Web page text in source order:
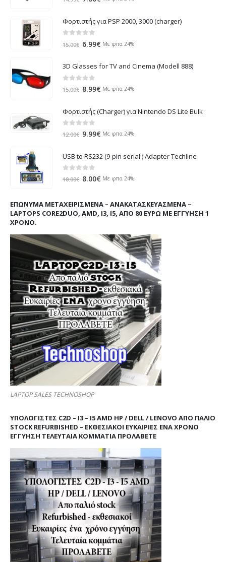
was:
14.99€.
τιμή
Φορτιστής για PSP 2000, 3000 (charger)
out of 5
15.00€ Original
was:
15.00€.
6.99€ Η
τιμή
Με φπα 24%
3D Glasses for TV and Cinema (Modell 888)
out of 5
15.00€ Original
was:
15.00€.
8.99€ Η
τιμή
είναι:
Με φπα 24%
Φορτιστής (Charger) για Nintendo DS Lite Bulk
out of 5
12.00€ Original
was:
12.00€.
9.99€ Η
τιμή
είναι:
Με φπα 24%
USB to RS232 (9-pin serial ) Adapter Techline
out of 5
10.00€ Original
10.00€.
8.00€ Η
είναι:
8.00€.
Με φπα 24%
ΕΠΏΝΥΜΑ ΜΕΤΑΧΕΙΡΙΣΜΈΝΑ – ΑΝΑΚΑΤΑΣΚΕΥΑΣΜΈΝΑ –
LAPTOPS CORE2DUO, AMD, I3, I5, ΑΠΌ 80 ΕΥΡΏ ΜΕ ΕΓΓΎΗΣΗ 1
ΧΡΌΝΟ.
LAPTOP SALES TECHNOSHOP
ΥΠΟΛΟΓΙΣΤΕΣ C2D – I3 – I5 AMD HP / DELL / LENOVO ΑΠΟ ΠΑΛΙΌ
STOCK REFURBISHED – ΕΚΘΕΣΙΑΚΟΊ ΕΥΚΑΙΡΊΕΣ ΈΝΑ ΧΡΌΝΟ
ΕΓΓΎΗΣΗ ΤΕΛΕΥΤΑΊΑ ΚΟΜΜΆΤΙΑ ΠΡΟΛΑΒΕΤΕ